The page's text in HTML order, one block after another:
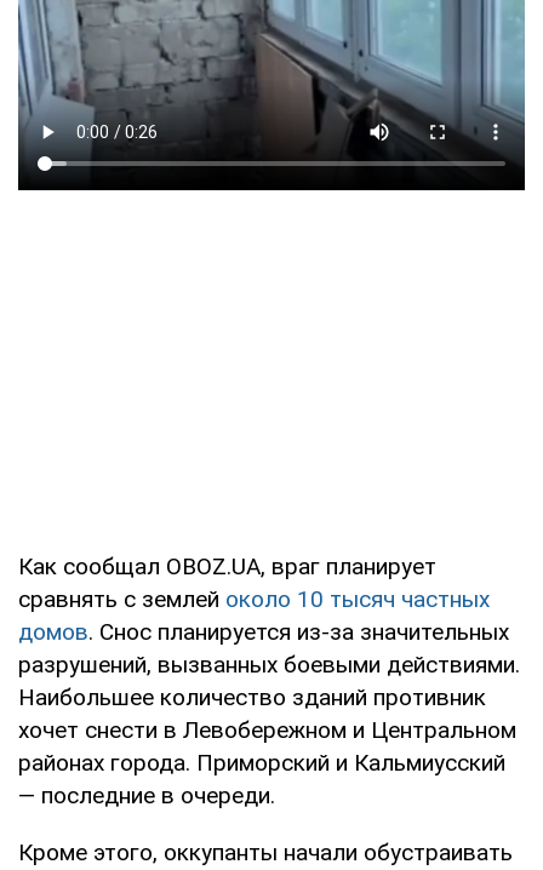
Как сообщал OBOZ.UA, враг планирует
сравнять с землей около 10 тысяч частных
домов. Снос планируется из-за значительных
разрушений, вызванных боевыми действиями.
Наибольшее количество зданий противник
хочет снести в Левобережном и Центральном
районах города. Приморский и Кальмиусский
— последние в очереди.
Кроме этого, оккупанты начали обустраивать